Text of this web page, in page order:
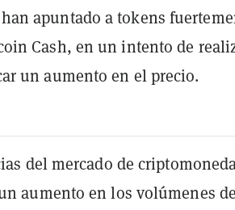
apuntado a tokens
Cash, en un intento de
un aumento en el precio.
del mercado de
aumento en los volúmenes